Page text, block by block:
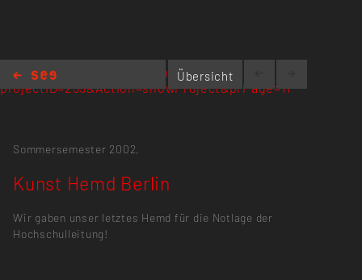
Kunst Hemd Berlin
Übersicht
www.kh-berlin.de/index.php5?
projectID=255&Action=showProject&prPage=11
Sommersemester 2002,
Kunst Hemd Berlin
Wir gaben unser letztes Hemd für die Notlage der
Hochschulleitung!